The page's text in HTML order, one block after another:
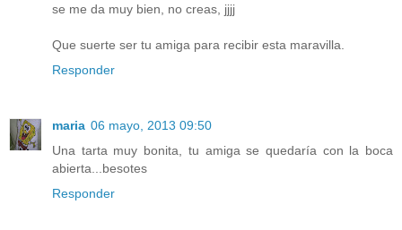
se me da muy bien, no creas, jjjj
Que suerte ser tu amiga para recibir esta maravilla.
Responder
maria 06 mayo, 2013 09:50
Una tarta muy bonita, tu amiga se quedaría con la boca
abierta...besotes
Responder